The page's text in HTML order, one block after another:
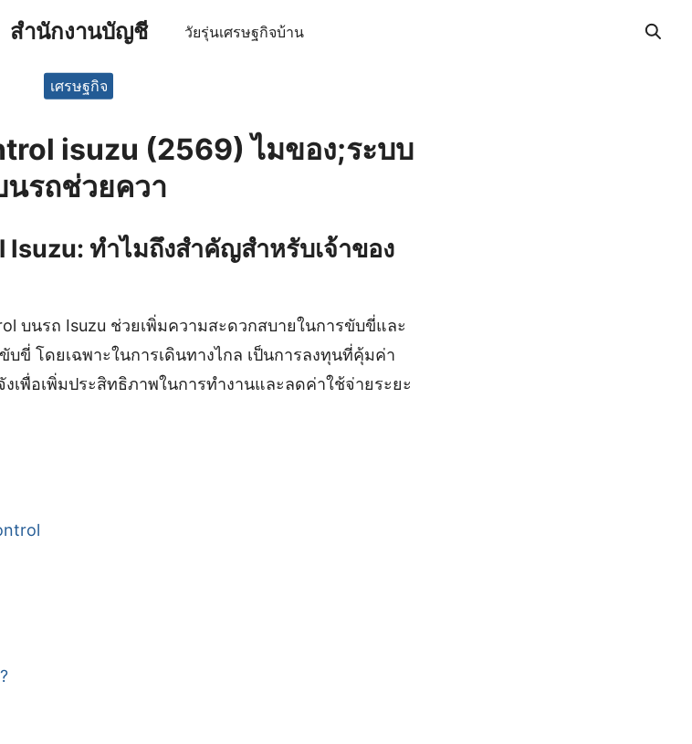
สำนักงานบัญชี วัยรุ่นเศรษฐกิจบ้าน
เศรษฐกิจ
isuzu (2569) ไมของ;ระบบ
นรถช่วยควา
ทำไมถึงสำคัญสำหรับเจ้าของ
บนรถ Isuzu ช่วยเพิ่มความสะดวกสบายในการขับขี่และ
ขี่ โดยเฉพาะในการเดินทางไกล เป็นการลงทุนที่คุ้มค่า
เพื่อเพิ่มประสิทธิภาพในการทำงานและลดค่าใช้จ่ายระยะ